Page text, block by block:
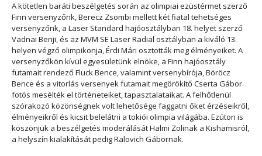
A kötetlen baráti beszélgetés során az olimpiai ezüstérmet szerző
Finn versenyzőnk, Berecz Zsombi mellett két fiatal tehetséges
versenyzőnk, a Laser Standard hajóosztályban 18. helyet szerző
Vadnai Benji, és az MVM SE Laser Radial osztályban a kiváló 13.
helyen végző olimpikonja, Érdi Mári osztották meg élményeiket. A
versenyzőkön kívül egyesületünk elnöke, a Finn hajóosztály
futamait rendező Fluck Bence, valamint versenybírója, Böröcz
Bence és a vitorlás versenyek futamait megörökítő Cserta Gábor
fotós mesélték el történeteiket, tapasztalataikat. A felhőtlenül
szórakozó közönségnek volt lehetősége faggatni őket érzéseikről,
élményeikről és kicsit belelátni a tokiói olimpia világába. Ezúton is
köszönjük a beszélgetés moderálását Halmi Zolinak a Kishamisról,
a helyszín kialakítását pedig Ralovich Gábornak.